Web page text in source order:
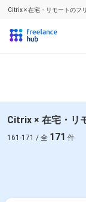
Citrix × 在宅・リモートのフ
Citrix × 在宅・リ
161-171 / 全 171 件